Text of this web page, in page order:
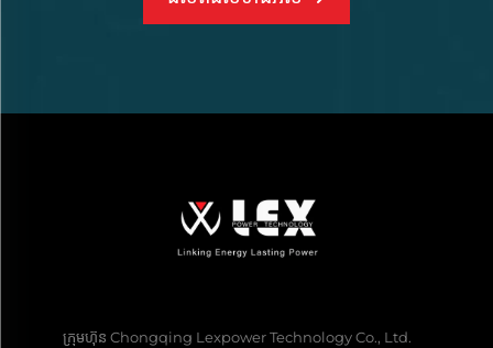
ក្រុមហ៊ុន Chongqing Lexpower Technology Co., Ltd.